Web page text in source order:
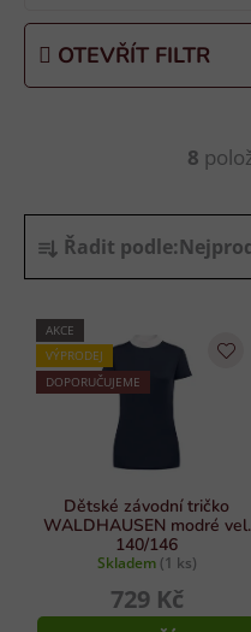
Ř
a
z
e
n
Řadit podle:
OTEVŘÍT FILTR
AKCE
VÝPRODEJ
DOPORUČUJEME
Dětské závodní tričko
WALDHAUSEN modré vel.
140/146
Skladem (1 ks)
729 Kč
8